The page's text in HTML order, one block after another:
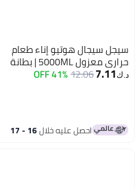
سيجل سيجال هوتيو إناء طعام
حراري معزول 5000ML | بطانة
داخلية من الستانلس ستيل | حافظة
د.ك‏7.11
12.06
41% OFF
احصل عليه خلال 16 - 17